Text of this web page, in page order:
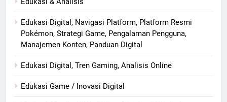
Edukasi Digital, Navigasi Platform, Platform Resmi
Pokémon, Strategi Game, Pengalaman Pengguna,
Manajemen Konten, Panduan Digital
Edukasi Digital, Tren Gaming, Analisis Online
Edukasi Game / Inovasi Digital